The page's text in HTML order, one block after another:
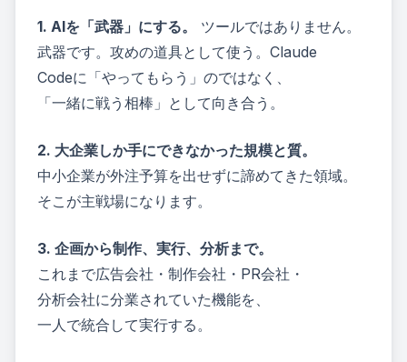
1. AIを「武器」にする。
ツールではありません。
武器です。攻めの道具として使う。Claude
Codeに「やってもらう」のではなく、
「一緒に戦う相棒」として向き合う。
2. 大企業しか手にできなかった規模と質。
中小企業が外注予算を出せずに諦めてきた領域。
そこが主戦場になります。
3. 企画から制作、実行、分析まで。
これまで広告会社・制作会社・PR会社・
分析会社に分業されていた機能を、
一人で統合して実行する。